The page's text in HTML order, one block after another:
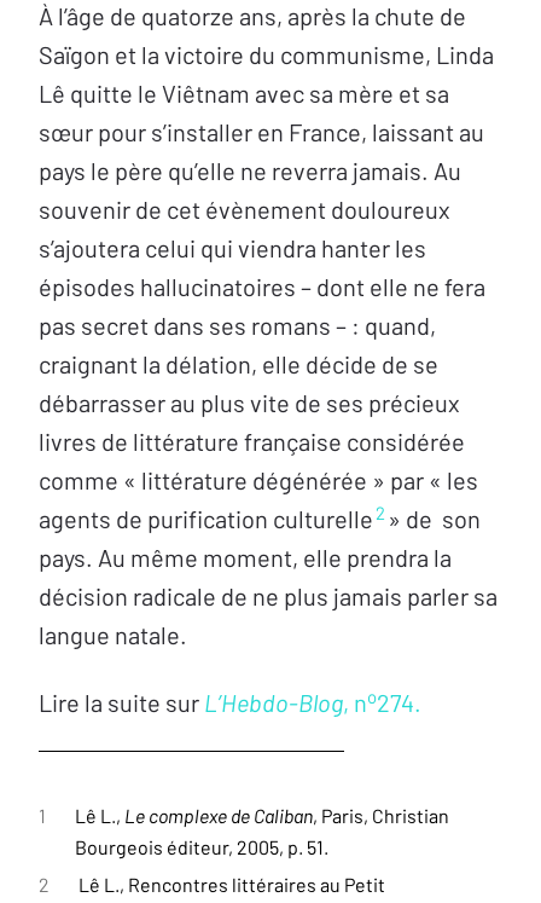
À l’âge de quatorze ans, après la chute de
Saïgon et la victoire du communisme, Linda
Lê quitte le Viêtnam avec sa mère et sa
sœur pour s’installer en France, laissant au
pays le père qu’elle ne reverra jamais. Au
souvenir de cet évènement douloureux
s’ajoutera celui qui viendra hanter les
épisodes hallucinatoires – dont elle ne fera
pas secret dans ses romans – : quand,
craignant la délation, elle décide de se
débarrasser au plus vite de ses précieux
livres de littérature française considérée
comme « littérature dégénérée » par « les
agents de purification culturelle 2 » de son
pays. Au même moment, elle prendra la
décision radicale de ne plus jamais parler sa
langue natale.
Lire la suite sur L’Hebdo-Blog, no274.
1 Lê L., Le complexe de Caliban, Paris, Christian
Bourgeois éditeur, 2005, p. 51.
2
Lê L., Rencontres littéraires au Petit